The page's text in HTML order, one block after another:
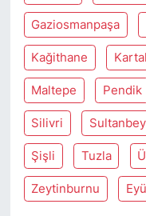
Gaziosmanpaşa
Kağithane Kartal
Maltepe Pendik
Silivri
Şişli Tuzla
Zeytinburnu